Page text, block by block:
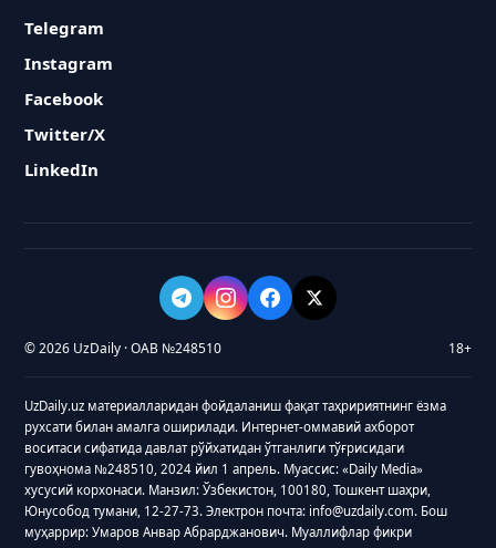
Telegram
Instagram
Facebook
Twitter/X
LinkedIn
© 2026 UzDaily · ОАВ №248510 18+
UzDaily.uz материалларидан фойдаланиш фақат таҳририятнинг ёзма
рухсати билан амалга оширилади. Интернет-оммавий ахборот
воситаси сифатида давлат рўйхатидан ўтганлиги тўғрисидаги
гувоҳнома №248510, 2024 йил 1 апрель. Муассис: «Daily Media»
хусусий корхонаси. Манзил: Ўзбекистон, 100180, Тошкент шаҳри,
Юнусобод тумани, 12-27-73. Электрон почта: info@uzdaily.com. Бош
муҳаррир: Умаров Анвар Абрарджанович. Муаллифлар фикри